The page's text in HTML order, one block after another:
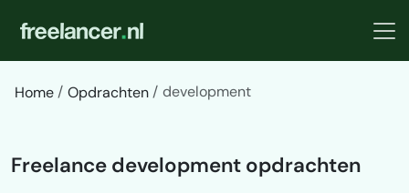
Home Opdrachten development
Freelance development opdrachten